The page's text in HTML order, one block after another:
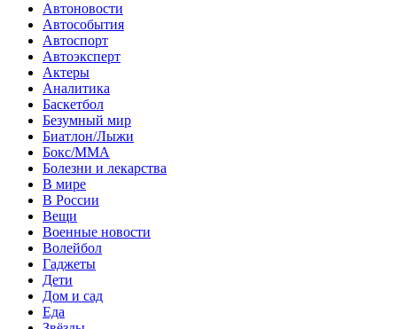
Автоновости
Автособытия
Автоспорт
Автоэксперт
Актеры
Аналитика
Баскетбол
Безумный мир
Биатлон/Лыжи
Бокс/MMA
Болезни и лекарства
В мире
В России
Вещи
Военные новости
Волейбол
Гаджеты
Дети
Дом и сад
Еда